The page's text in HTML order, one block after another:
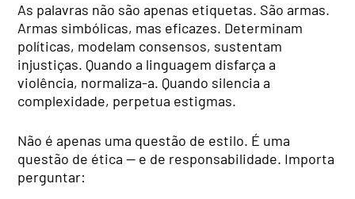
As palavras não são apenas etiquetas. São armas.
Armas simbólicas, mas eficazes. Determinam
políticas, modelam consensos, sustentam
injustiças. Quando a linguagem disfarça a
violência, normaliza-a. Quando silencia a
complexidade, perpetua estigmas.
Não é apenas uma questão de estilo. É uma
questão de ética — e de responsabilidade. Importa
perguntar: